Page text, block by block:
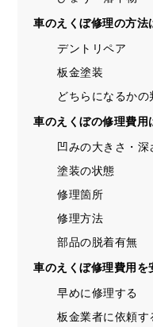
車のえくぼ修理の方法
デントリペア
板金塗装
どちらになるかの
車のえくぼの修理費用
凹みの大きさ・深
塗装の状態
修理箇所
修理方法
部品の脱着有無
車のえくぼ修理費用を
早めに修理する
板金業者に依頼す